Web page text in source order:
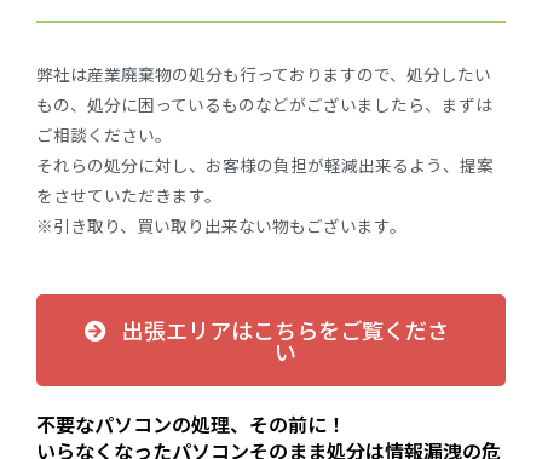
弊社は産業廃棄物の処分も行っておりますので、処分したい
もの、処分に困っているものなどがございましたら、まずは
ご相談ください。
それらの処分に対し、お客様の負担が軽減出来るよう、提案
をさせていただきます。
※引き取り、買い取り出来ない物もございます。
出張エリアはこちらをご覧くださ
い
不要なパソコンの処理、その前に！
いらなくなったパソコンそのまま処分は情報漏洩の危